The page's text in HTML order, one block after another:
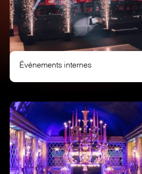
Événements internes